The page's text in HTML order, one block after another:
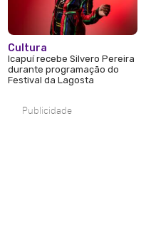
Cultura
Icapuí recebe Silvero Pereira
durante programação do
Festival da Lagosta
Publicidade